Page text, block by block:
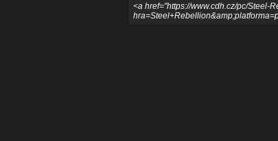
<a href="https://www.cdh.cz/pc/Steel-